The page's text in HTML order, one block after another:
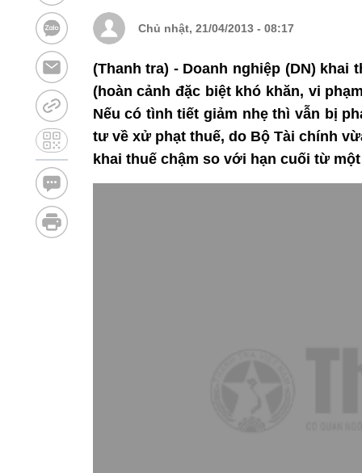
Chủ nhật, 21/04/2013 - 08:17
(Thanh tra) - Doanh nghiệp (DN) khai
(hoàn cảnh đặc biệt khó khăn, vi
Nếu có tình tiết giảm nhẹ thì vẫn bị
tư về xử phạt thuế, do Bộ Tài chính
khai thuế chậm so với hạn cuối từ